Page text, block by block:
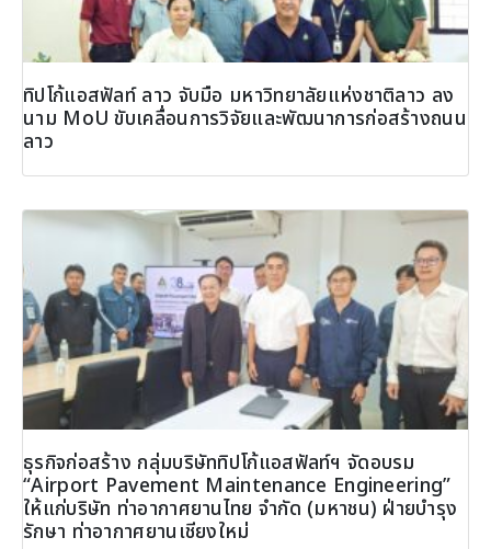
ทิปโก้แอสฟัลท์ ลาว จับมือ มหาวิทยาลัยแห่งชาติลาว ลง
นาม MoU ขับเคลื่อนการวิจัยและพัฒนาการก่อสร้างถนน
ลาว
ธุรกิจก่อสร้าง กลุ่มบริษัททิปโก้แอสฟัลท์ฯ จัดอบรม
“Airport Pavement Maintenance Engineering”
ให้แก่บริษัท ท่าอากาศยานไทย จำกัด (มหาชน) ฝ่ายบำรุง
รักษา ท่าอากาศยานเชียงใหม่